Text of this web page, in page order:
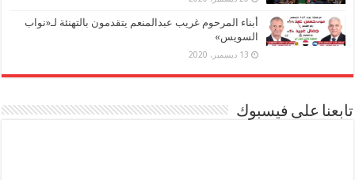
أبناء المرحوم غريب عبدالمنعم يتقدمون بالتهنئة لـ«نواب
السويس»
13 ديسمبر، 2020
تابعنا على فيسبوك